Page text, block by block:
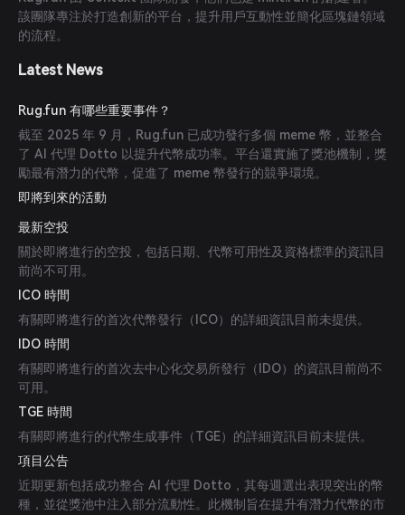
該團隊專注於打造創新的平台，提升用戶互動性並簡化區塊鏈領域
的流程。
Latest News
Rug.fun 有哪些重要事件？
截至 2025 年 9 月，Rug.fun 已成功發行多個 meme 幣，並整合
了 AI 代理 Dotto 以提升代幣成功率。平台還實施了獎池機制，獎
勵最有潛力的代幣，促進了 meme 幣發行的競爭環境。
即將到來的活動
最新空投
關於即將進行的空投，包括日期、代幣可用性及資格標準的資訊目
前尚不可用。
ICO 時間
有關即將進行的首次代幣發行（ICO）的詳細資訊目前未提供。
IDO 時間
有關即將進行的首次去中心化交易所發行（IDO）的資訊目前尚不
可用。
TGE 時間
有關即將進行的代幣生成事件（TGE）的詳細資訊目前未提供。
項目公告
近期更新包括成功整合 AI 代理 Dotto，其每週選出表現突出的幣
種，並從獎池中注入部分流動性。此機制旨在提升有潛力代幣的市